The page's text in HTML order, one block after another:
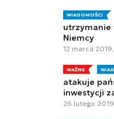
WIADOMOŚCI
utrzymanie
Niemcy
12 marca
WAŻNE
atakuje
inwestycji
26 lutego